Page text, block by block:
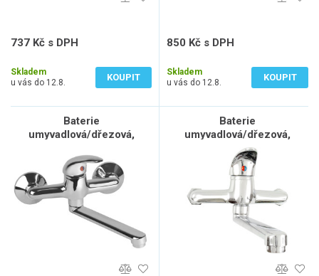
737 Kč s DPH
Skladem
u vás do 12.8.
KOUPIT
850 Kč s DPH
Skladem
u vás do 12.8.
KOUPIT
Baterie
umyvadlová/dřezová,
Baterie
umyvadlová/dřezová,
100mm